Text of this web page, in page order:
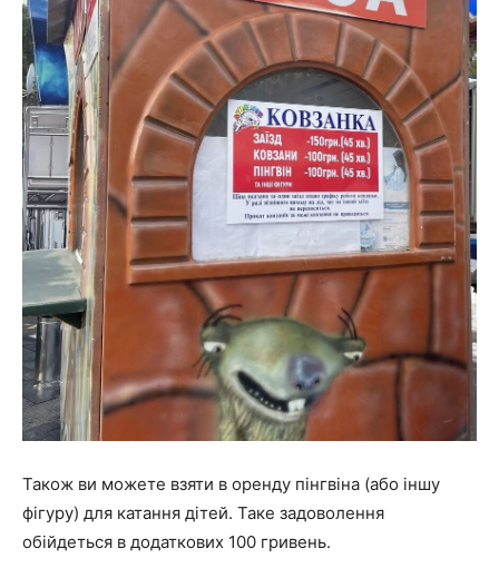
Також ви можете взяти в оренду пінгвіна (або іншу
фігуру) для катання дітей. Таке задоволення
обійдеться в додаткових 100 гривень.